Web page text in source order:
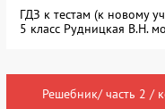
ГДЗ к тестам (к новому
5 класс Рудницкая В.Н.
Решебник/ часть 2 /